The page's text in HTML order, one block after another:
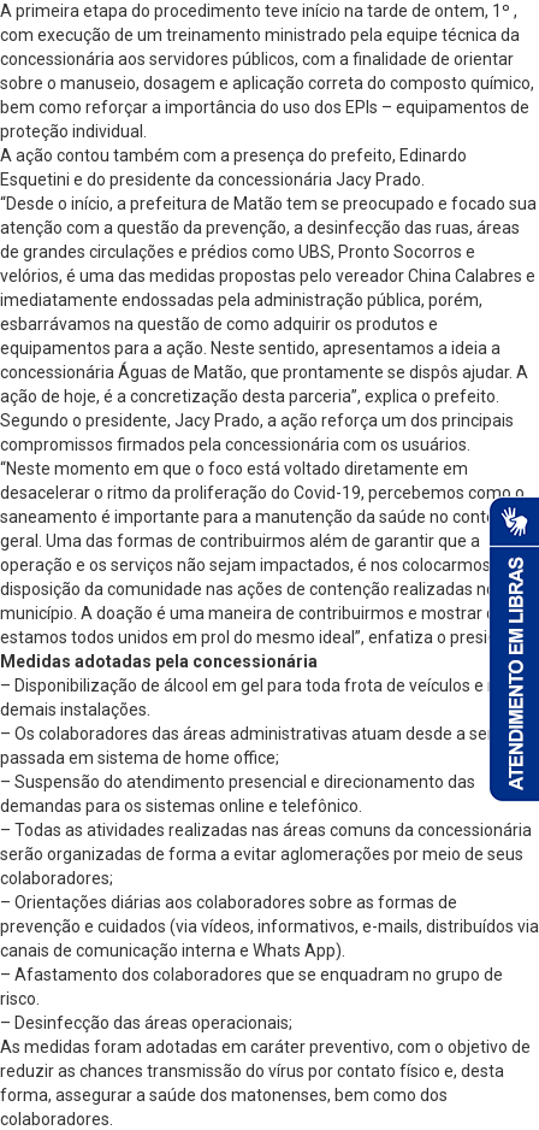
A primeira etapa do procedimento teve início na tarde de ontem, 1º ,
com execução de um treinamento ministrado pela equipe técnica da
concessionária aos servidores públicos, com a finalidade de orientar
sobre o manuseio, dosagem e aplicação correta do composto químico,
bem como reforçar a importância do uso dos EPIs – equipamentos de
proteção individual.
A ação contou também com a presença do prefeito, Edinardo
Esquetini e do presidente da concessionária Jacy Prado.
“Desde o início, a prefeitura de Matão tem se preocupado e focado sua
atenção com a questão da prevenção, a desinfecção das ruas, áreas
de grandes circulações e prédios como UBS, Pronto Socorros e
velórios, é uma das medidas propostas pelo vereador China Calabres e
imediatamente endossadas pela administração pública, porém,
esbarrávamos na questão de como adquirir os produtos e
equipamentos para a ação. Neste sentido, apresentamos a ideia a
concessionária Águas de Matão, que prontamente se dispôs ajudar. A
ação de hoje, é a concretização desta parceria”, explica o prefeito.
Segundo o presidente, Jacy Prado, a ação reforça um dos principais
compromissos firmados pela concessionária com os usuários.
“Neste momento em que o foco está voltado diretamente em
desacelerar o ritmo da proliferação do Covid-19, percebemos como o
saneamento é importante para a manutenção da saúde no contexto
geral. Uma das formas de contribuirmos além de garantir que a
operação e os serviços não sejam impactados, é nos colocarmos à
disposição da comunidade nas ações de contenção realizadas no
município. A doação é uma maneira de contribuirmos e mostrar que
estamos todos unidos em prol do mesmo ideal”, enfatiza o presidente.
Medidas adotadas pela concessionária
– Disponibilização de álcool em gel para toda frota de veículos e nas
demais instalações.
– Os colaboradores das áreas administrativas atuam desde a semana
passada em sistema de home office;
– Suspensão do atendimento presencial e direcionamento das
demandas para os sistemas online e telefônico.
– Todas as atividades realizadas nas áreas comuns da concessionária
serão organizadas de forma a evitar aglomerações por meio de seus
colaboradores;
– Orientações diárias aos colaboradores sobre as formas de
prevenção e cuidados (via vídeos, informativos, e-mails, distribuídos via
canais de comunicação interna e Whats App).
– Afastamento dos colaboradores que se enquadram no grupo de
risco.
– Desinfecção das áreas operacionais;
As medidas foram adotadas em caráter preventivo, com o objetivo de
reduzir as chances transmissão do vírus por contato físico e, desta
forma, assegurar a saúde dos matonenses, bem como dos
colaboradores.